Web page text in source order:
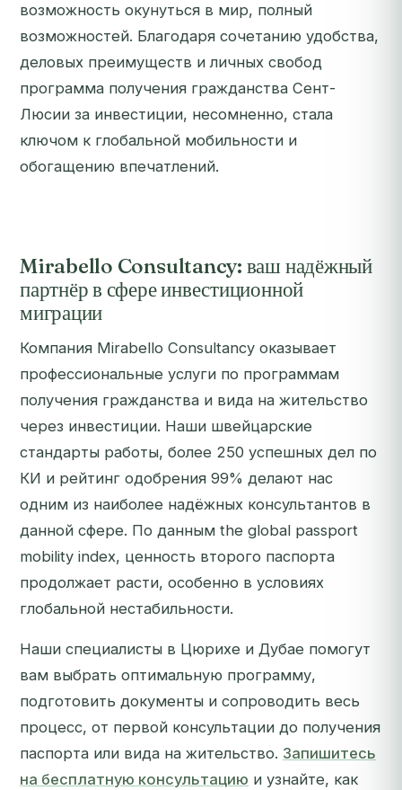
возможность окунуться в мир, полный
возможностей. Благодаря сочетанию удобства,
деловых преимуществ и личных свобод
программа получения гражданства Сент-
Люсии за инвестиции, несомненно, стала
ключом к глобальной мобильности и
обогащению впечатлений.
Mirabello Consultancy: ваш надёжный
партнёр в сфере инвестиционной
миграции
Компания Mirabello Consultancy оказывает
профессиональные услуги по программам
получения гражданства и вида на жительство
через инвестиции. Наши швейцарские
стандарты работы, более 250 успешных дел по
КИ и рейтинг одобрения 99% делают нас
одним из наиболее надёжных консультантов в
данной сфере. По данным the global passport
mobility index, ценность второго паспорта
продолжает расти, особенно в условиях
глобальной нестабильности.
Наши специалисты в Цюрихе и Дубае помогут
вам выбрать оптимальную программу,
подготовить документы и сопроводить весь
процесс, от первой консультации до получения
паспорта или вида на жительство. Запишитесь
на бесплатную консультацию и узнайте, как